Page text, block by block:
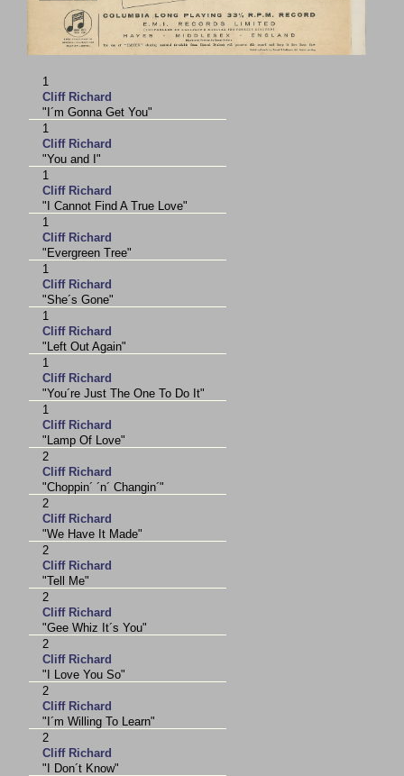
1
Cliff Richard
"I´m Gonna Get You"
1
Cliff Richard
"You and I"
1
Cliff Richard
"I Cannot Find A True Love"
1
Cliff Richard
"Evergreen Tree"
1
Cliff Richard
"She´s Gone"
1
Cliff Richard
"Left Out Again"
1
Cliff Richard
"You´re Just The One To Do It"
1
Cliff Richard
"Lamp Of Love"
2
Cliff Richard
"Choppin´ ´n´ Changin´"
2
Cliff Richard
"We Have It Made"
2
Cliff Richard
"Tell Me"
2
Cliff Richard
"Gee Whiz It´s You"
2
Cliff Richard
"I Love You So"
2
Cliff Richard
"I´m Willing To Learn"
2
Cliff Richard
"I Don´t Know"